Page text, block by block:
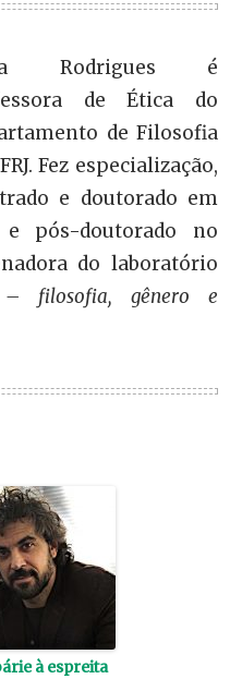
Rodrigues é
de Ética do
de Filosofia
Fez especialização,
e doutorado em
pós-doutorado no
do laboratório
– filosofia, gênero e
à espreita